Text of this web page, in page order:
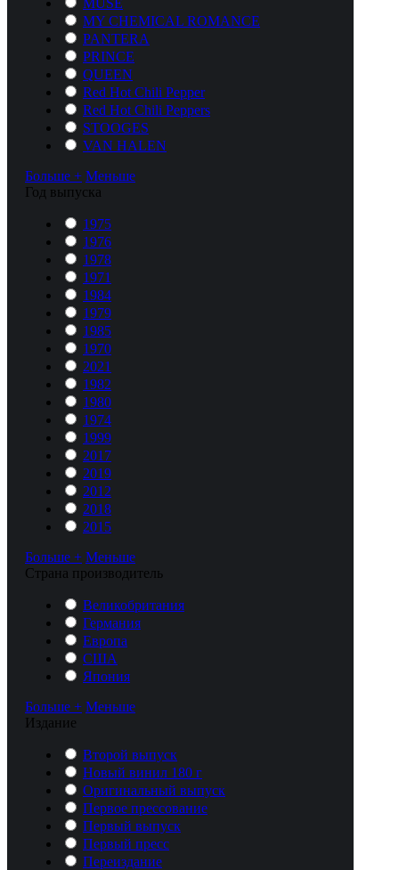
MY CHEMICAL ROMANCE
PANTERA
PRINCE
QUEEN
Red Hot Chili Pepper
Red Hot Chili Peppers
STOOGES
VAN HALEN
Больше + Меньше
Год выпуска
1975
1976
1978
1971
1984
1979
1985
1970
2021
1982
1980
1974
1999
2017
2019
2012
2018
2015
Больше + Меньше
Cтрана производитель
Великобритания
Германия
Европа
США
Япония
Больше + Меньше
Издание
Второй выпуск
Новый винил 180 г
Оригинальный выпуск
Первое прессование
Первый выпуск
Первый пресс
Переиздание